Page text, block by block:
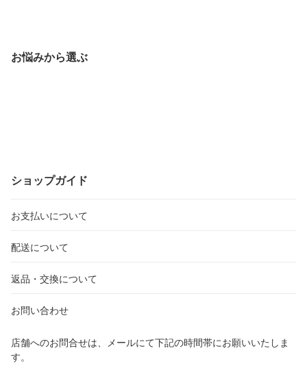
お悩みから選ぶ
ショップガイド
お支払いについて
配送について
返品・交換について
お問い合わせ
店舗へのお問合せは、メールにて下記の時間帯にお願いいたしま
す。